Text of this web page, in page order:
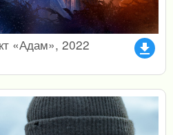
file_download
«Адам», 2022